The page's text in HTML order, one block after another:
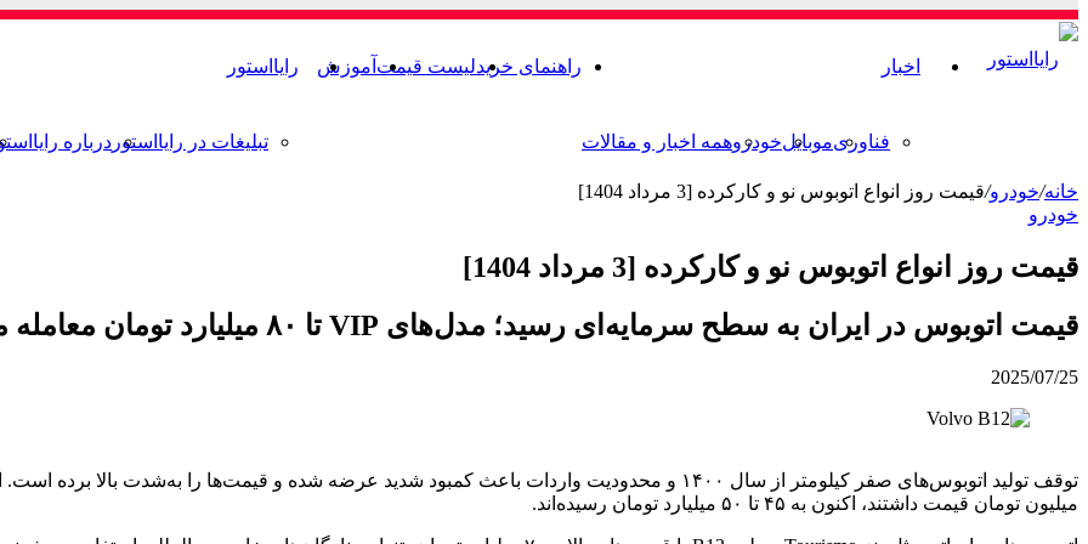
اخبار
فناوریموبایلخودروهمه اخبار و مقالات
راهنمای خریدلیست قیمت آموزش رایااستور
تبلیغات در رایااستور درباره
خانه/خودرو/قیمت روز انواع اتوبوس نو و کارکرده [3 مرداد 1404]
خودرو
قیمت روز انواع اتوبوس نو و کارکرده [3 مرداد 1404]
قیمت اتوبوس در ایران به سطح سرمایه‌ای رسید؛ مدل‌های VIP تا ۸۰ میلیارد تومان معامله می‌شوند.
2025/07/25
میلیون تومان قیمت داشتند، اکنون به ۴۵ تا ۵۰ میلیارد تومان رسیده‌اند.